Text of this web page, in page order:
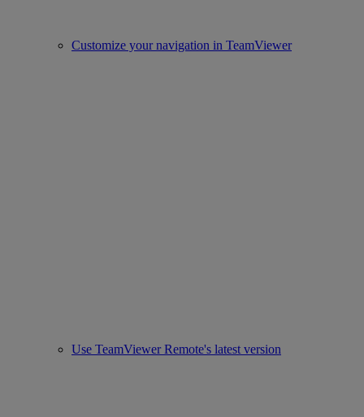
Customize your navigation in TeamViewer
Use TeamViewer Remote's latest version